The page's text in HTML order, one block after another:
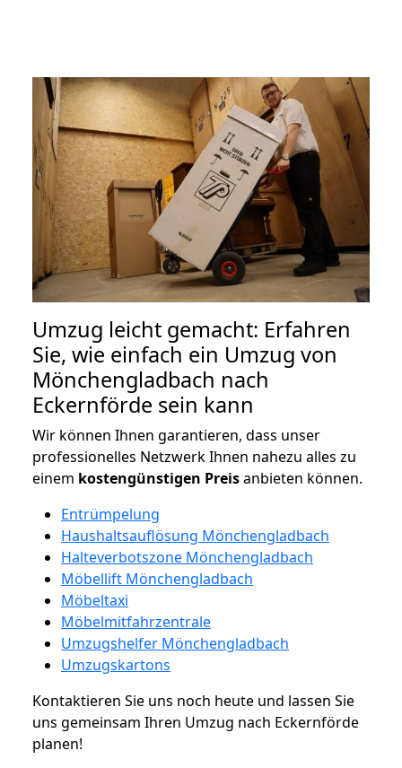
Umzug leicht gemacht: Erfahren
Sie, wie einfach ein Umzug von
Mönchengladbach nach
Eckernförde sein kann
Wir können Ihnen garantieren, dass unser
professionelles Netzwerk Ihnen nahezu alles zu
einem kostengünstigen Preisanbieten können.
Entrümpelung
Haushaltsauflösung Mönchengladbach
Halteverbotszone Mönchengladbach
Möbellift Mönchengladbach
Möbeltaxi
Möbelmitfahrzentrale
Umzugshelfer Mönchengladbach
Umzugskartons
Kontaktieren Sie uns noch heute und lassen Sie
uns gemeinsam Ihren Umzug nach Eckernförde
planen!